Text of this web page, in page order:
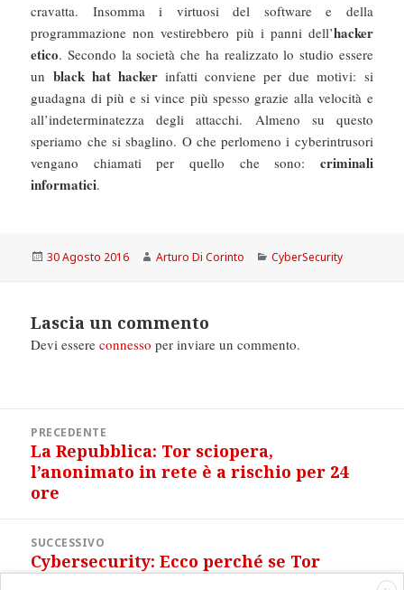
cravatta. Insomma i virtuosi del software e della
programmazione non vestirebbero più i panni dell’hacker
etico. Secondo la società che ha realizzato lo studio essere
un black hat hackerinfatti conviene per due motivi: si
guadagna di più e si vince più spesso grazie alla velocità e
all’indeterminatezza degli attacchi. Almeno su questo
speriamo che si sbaglino. O che perlomeno i cyberintrusori
vengano chiamati per quello che sono: criminali
informatici.
Scritto
30 Agosto 2016 Autore
Arturo Di Corinto Categorie
CyberSecurity
Lascia un commento
Devi essereconnesso per inviare un commento.
articoliPRECEDENTE
Articolo
precedente:
La Repubblica: Tor sciopera,
l’anonimato in rete è a rischio per 24
ore
SUCCESSIVO
Articolo
Cybersecurity: Ecco perché se Tor